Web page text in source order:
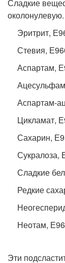
Сладкие
Эритрит,
Стевия,
Аспартам,
Аспартам-
Цикламат,
Сахарин,
Сукралоза,
Сладкие
Редкие
Неотам,
Эти